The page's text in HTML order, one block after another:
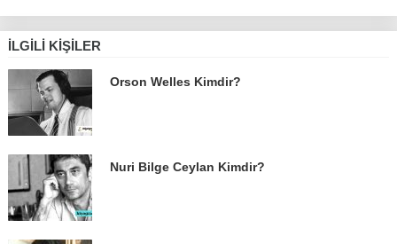
İLGILI KIŞILER
Orson Welles Kimdir?
Nuri Bilge Ceylan Kimdir?